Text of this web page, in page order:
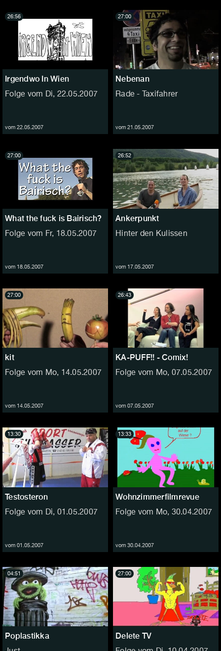
Irgendwo In Wien
Folge vom Di, 22.05.2007
vom 22.05.2007
26:56
Nebenan
Rade - Taxifahrer
vom 21.05.2007
27:00
What the fuck is Bairisch?
Folge vom Fr, 18.05.2007
vom 18.05.2007
27:00
Ankerpunkt
Hinter den Kulissen
vom 17.05.2007
26:52
kit
Folge vom Mo, 14.05.2007
vom 14.05.2007
27:00
KA-PUFF!! - Comix!
Folge vom Mo, 07.05.2007
vom 07.05.2007
26:43
Testosteron
Folge vom Di, 01.05.2007
vom 01.05.2007
13:30
Wohnzimmerfilmrevue
Folge vom Mo, 30.04.2007
vom 30.04.2007
13:33
Poplastikka
04:51
Delete TV
27:00